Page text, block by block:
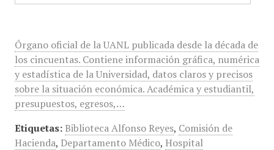
Órgano oficial de la UANL publicada desde la década de
los cincuentas. Contiene información gráfica, numérica
y estadística de la Universidad, datos claros y precisos
sobre la situación económica. Académica y estudiantil,
presupuestos, egresos,…
Etiquetas: Biblioteca Alfonso Reyes, Comisión de
Hacienda, Departamento Médico, Hospital